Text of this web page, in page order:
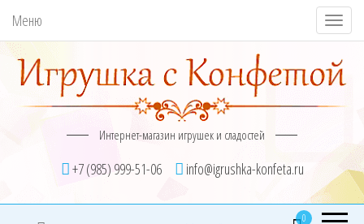
Меню
П
о
к
ь
/
Интернет-магазин игрушек и сладостей
+7 (985) 999-51-06 info@igrushka-konfeta.ru
0